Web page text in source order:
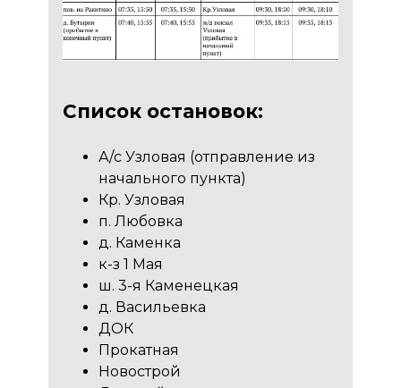
Список остановок:
А/с Узловая (отправление из
начального пункта)
Кр. Узловая
п. Любовка
д. Каменка
к-з 1 Мая
ш. 3-я Каменецкая
д. Васильевка
ДОК
Прокатная
Новострой